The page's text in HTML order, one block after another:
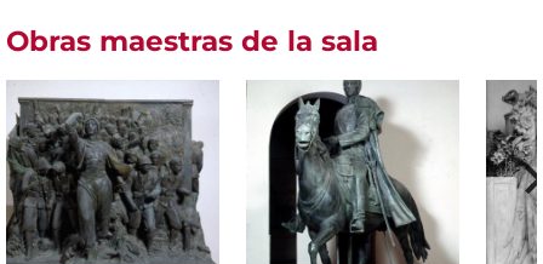
Obras maestras de la sala